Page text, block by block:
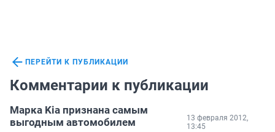
ПЕРЕЙТИ К ПУБЛИКАЦИИ
Комментарии к публикации
Марка Kia признана самым
выгодным автомобилем
13 февраля 2012,
13:45